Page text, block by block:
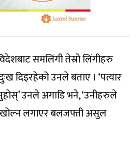
समलिंगी तेस्रो लिंगीहरु
दिइरहेको उनले बताए । ‘पत्यार
उनले अगाडि भने, ‘उनीहरुले
खोल्न लगाएर बलजफ्ती असुल